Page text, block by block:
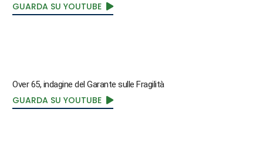
GUARDA SU YOUTUBE
Over 65, indagine del Garante sulle Fragilità
GUARDA SU YOUTUBE